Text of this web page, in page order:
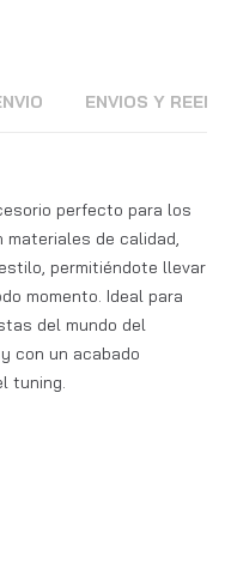
ENVIOS Y
perfecto para los
materiales de calidad,
permitiéndote llevar
momento. Ideal para
del mundo del
con un acabado
tuning.